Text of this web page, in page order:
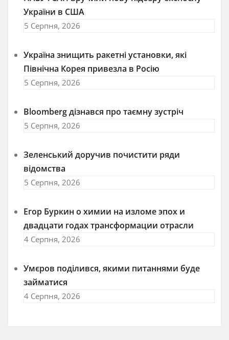
України в США
5 Серпня, 2026
Україна знищить ракетні установки, які
Північна Корея привезла в Росію
5 Серпня, 2026
Bloomberg дізнався про таємну зустріч
5 Серпня, 2026
Зеленський доручив почистити ряди
відомства
5 Серпня, 2026
Егор Буркин о химии на изломе эпох и
двадцати годах трансформации отрасли
4 Серпня, 2026
Умєров поділився, якими питаннями буде
займатися
4 Серпня, 2026